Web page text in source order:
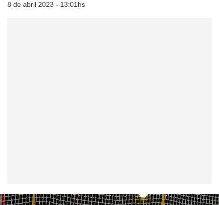
8 de abril 2023 - 13:01hs